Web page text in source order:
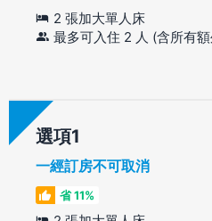
2 張加大單人床
最多可入住 2 人 (含所有
選項
一經訂房不可取消
省 11%